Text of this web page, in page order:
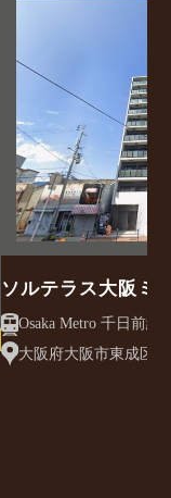
ソルテラス大阪ミ
クレアスト
大阪府大阪市東成区